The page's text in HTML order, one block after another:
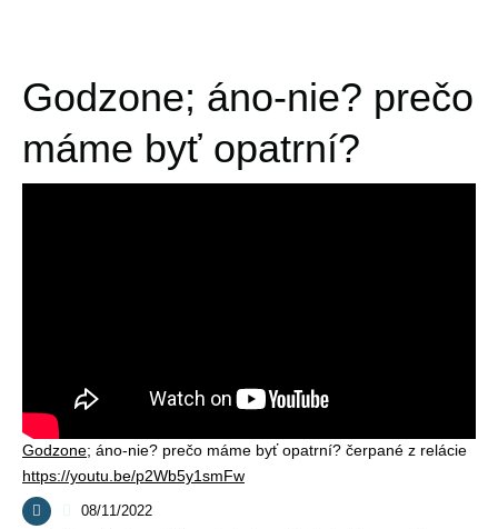
Godzone; áno-nie? prečo
máme byť opatrní?
Godzone; áno-nie? prečo máme byť opatrní? čerpané z relácie
https://youtu.be/p2Wb5y1smFw
08/11/2022